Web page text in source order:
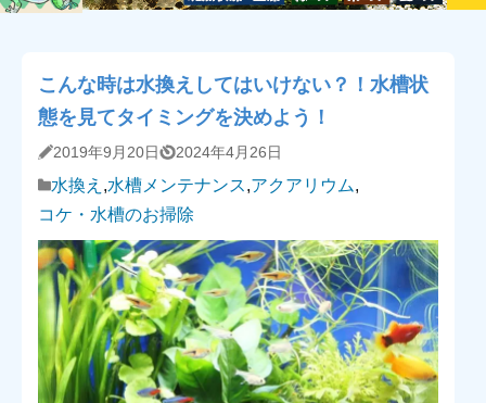
こんな時は水換えしてはいけない？！水槽状
態を見てタイミングを決めよう！
2019年9月20日 2024年4月26日
水換え ,水槽メンテナンス,アクアリウム,
コケ・水槽のお掃除